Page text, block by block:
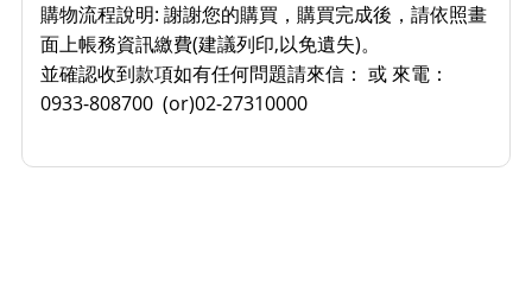
購物流程說明: 謝謝您的購買，購買完成後，請依照畫
面上帳務資訊繳費(建議列印,以免遺失)。
並確認收到款項如有任何問題請來信： 或 來電：
0933-808700 (or)02-27310000